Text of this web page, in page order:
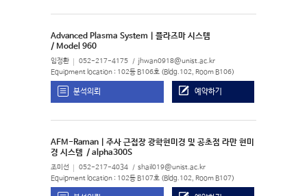
Advanced Plasma System | 플라즈마 시스템
/ Model 960
임정환 052-217-4175 jhwan0918@unist.ac.kr
Equipment location : 102동 B106호 (Bldg.102, Room B106)
분석의뢰 예약하기
AFM-Raman | 주사 근접장 광학현미경 및 공초점 라만 현미
경 시스템 / alpha300S
조미선 052-217-4034 shail019@unist.ac.kr
Equipment location : 102동 B107호 (Bldg.102, Room B107)